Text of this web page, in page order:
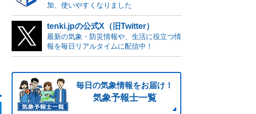
加、使いやすくなりました
tenki.jpの公式X（旧Twitter）
最新の気象・防災情報や、生活に役立つ情
報を毎日リアルタイムに配信中！
毎日の気象情報をお届け！
気象予報士一覧